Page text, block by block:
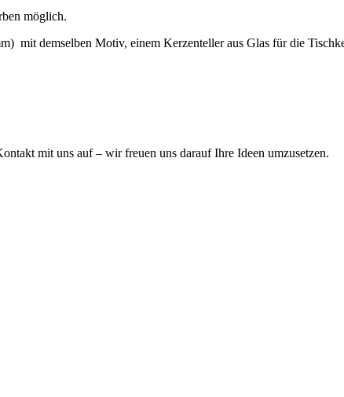
möglich.
mit demselben Motiv, einem Kerzenteller aus Glas für die
mit uns auf – wir freuen uns darauf Ihre Ideen umzusetzen.